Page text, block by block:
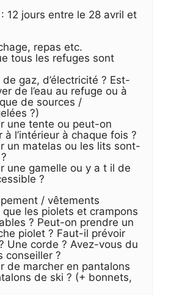
12 jours entre le 28 avril et
repas etc.
tous les refuges sont
gaz, d’électricité ? Est-
de l’eau au refuge ou à
de sources /
?)
une tente ou peut-on
l’intérieur à chaque fois ?
un matelas ou les lits sont-
une gamelle ou y a t il de
?
/ vêtements
les piolets et crampons
? Peut-on prendre un
piolet ? Faut-il prévoir
Une corde ? Avez-vous du
conseiller ?
de marcher en pantalons
de ski ? (+ bonnets,